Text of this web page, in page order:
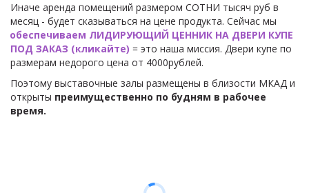
Иначе аренда помещений размером СОТНИ тысяч руб в
обеспечиваем ЛИДИРУЮЩИЙ ЦЕННИК НА ДВЕРИ КУПЕ
ПОД ЗАКАЗ (кликайте) = это наша миссия. Двери купе по
размерам недорого цена от 4000рублей.
Поэтому выставочные залы размещены в близости МКАД и
открыты преимущественно по будням в рабочее
время.